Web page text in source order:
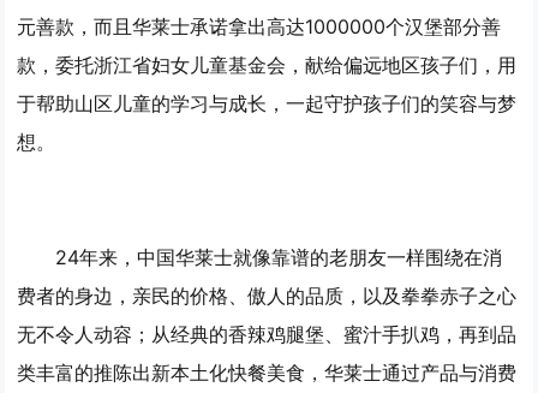
元善款，而且华莱士承诺拿出高达1000000个汉堡部分善
款，委托浙江省妇女儿童基金会，献给偏远地区孩子们，用
于帮助山区儿童的学习与成长，一起守护孩子们的笑容与梦
想。
24年来，中国华莱士就像靠谱的老朋友一样围绕在消
费者的身边，亲民的价格、傲人的品质，以及拳拳赤子之心
无不令人动容；从经典的香辣鸡腿堡、蜜汁手扒鸡，再到品
类丰富的推陈出新本土化快餐美食，华莱士通过产品与消费